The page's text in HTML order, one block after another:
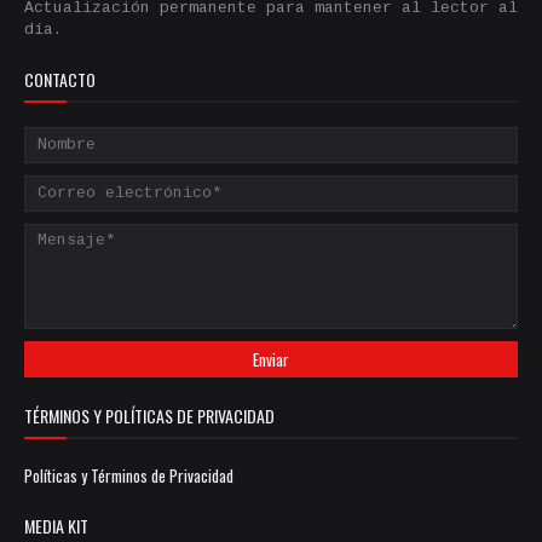
Actualización permanente para mantener al lector al
día.
CONTACTO
TÉRMINOS Y POLÍTICAS DE PRIVACIDAD
Políticas y Términos de Privacidad
MEDIA KIT